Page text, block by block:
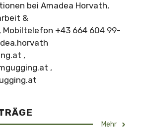
bei Amadea Horvath,
&
Mobiltelefon +43 664 604 99-
,
,
Mehr